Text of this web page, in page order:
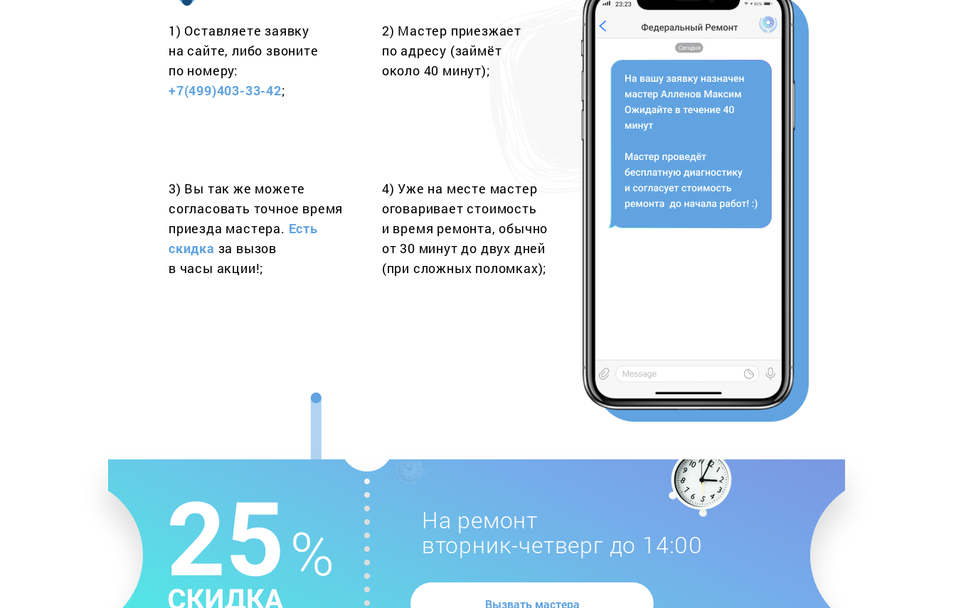
1) Оставляете заявку
на сайте, либо звоните
по номеру:
+7(499)403-33-42;
2) Мастер приезжает
по адресу (займёт
около 40 минут);
3) Вы так же можете
согласовать точное время
приезда мастера. Есть
скидка за вызов
в часы акции!;
4) Уже на месте мастер
оговаривает стоимость
и время ремонта, обычно
от 30 минут до двух дней
(при сложных поломках);
На ремонт
вторник-четверг до 14:00
Вызвать мастера